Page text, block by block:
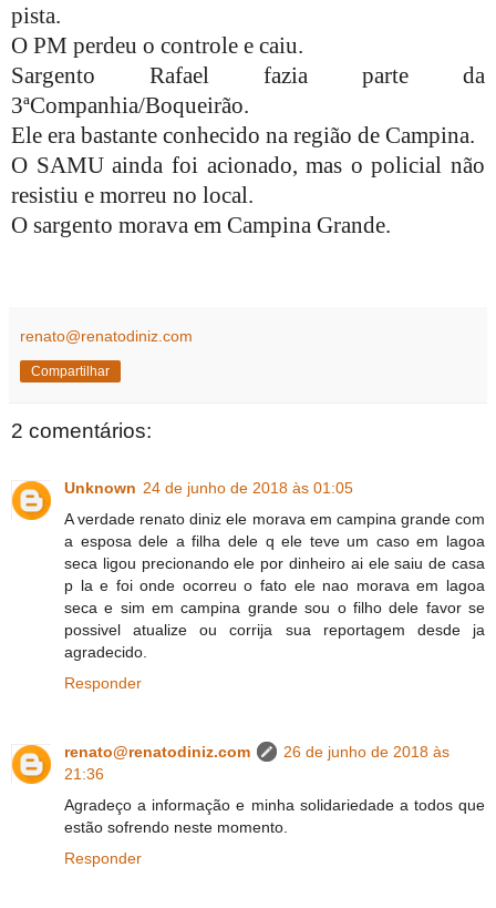
pista.
O PM perdeu o controle e caiu.
Sargento Rafael fazia parte da
3ªCompanhia/Boqueirão.
Ele era bastante conhecido na região de Campina.
O SAMU ainda foi acionado, mas o policial não
resistiu e morreu no local.
O sargento morava em Campina Grande.
renato@renatodiniz.com
Compartilhar
2 comentários:
Unknown 24 de junho de 2018 às 01:05
A verdade renato diniz ele morava em campina grande com
a esposa dele a filha dele q ele teve um caso em lagoa
seca ligou precionando ele por dinheiro ai ele saiu de casa
p la e foi onde ocorreu o fato ele nao morava em lagoa
seca e sim em campina grande sou o filho dele favor se
possivel atualize ou corrija sua reportagem desde ja
agradecido.
Responder
renato@renatodiniz.com
26 de junho de 2018 às
21:36
Agradeço a informação e minha solidariedade a todos que
estão sofrendo neste momento.
Responder